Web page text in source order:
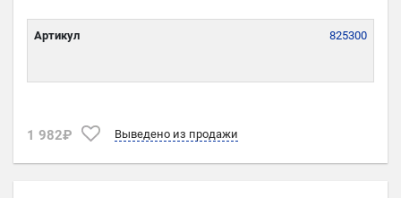
Артикул 825300
1 982₽ Выведено из продажи